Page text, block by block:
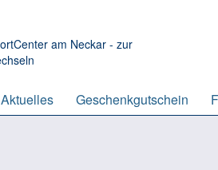
Aktuelles Geschenkgutschein